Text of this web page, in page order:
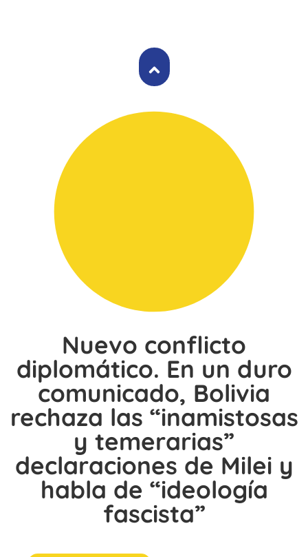
Nuevo conflicto
diplomático. En un duro
comunicado, Bolivia
rechaza las “inamistosas
y temerarias”
declaraciones de Milei y
habla de “ideología
fascista”